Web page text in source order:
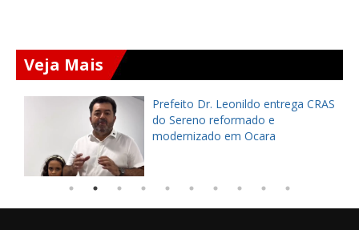
Veja Mais
Prefeito Dr. Leonildo entrega CRAS
do Sereno reformado e
modernizado em Ocara